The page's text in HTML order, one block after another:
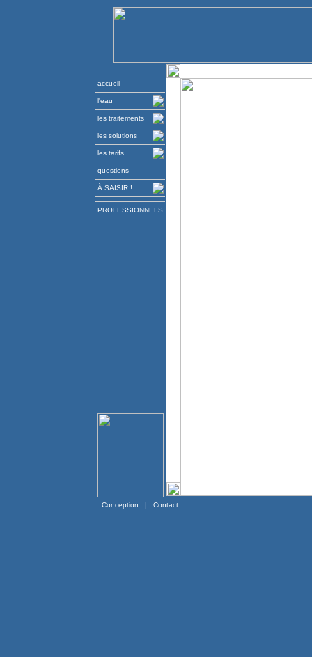
accueil
l'eau
les traitements
les solutions
les tarifs
questions
À SAISIR !
PROFESSIONNELS
Conception | Contact